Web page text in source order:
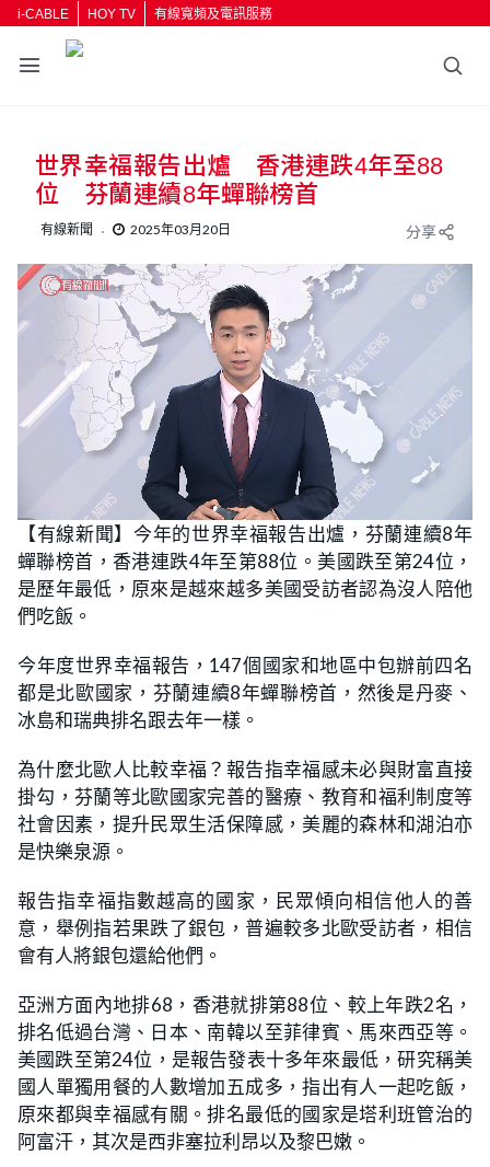
i-CABLE HOY TV 有線寬頻及電訊服務
世界幸福報告出爐 香港連跌4年至88
位 芬蘭連續8年蟬聯榜首
有線新聞 2025年03月20日 分享
U
n
m
u
L
o
a
d
e
d
:
3
%
【有線新聞】今年的世界幸福報告出爐，芬蘭連續8年
蟬聯榜首，香港連跌4年至第88位。美國跌至第24位，
是歷年最低，原來是越來越多美國受訪者認為沒人陪他
們吃飯。
今年度世界幸福報告，147個國家和地區中包辦前四名
都是北歐國家，芬蘭連續8年蟬聯榜首，然後是丹麥、
冰島和瑞典排名跟去年一樣。
為什麼北歐人比較幸福？報告指幸福感未必與財富直接
掛勾，芬蘭等北歐國家完善的醫療、教育和福利制度等
社會因素，提升民眾生活保障感，美麗的森林和湖泊亦
是快樂泉源。
報告指幸福指數越高的國家，民眾傾向相信他人的善
意，舉例指若果跌了銀包，普遍較多北歐受訪者，相信
會有人將銀包還給他們。
亞洲方面內地排68，香港就排第88位、較上年跌2名，
排名低過台灣、日本、南韓以至菲律賓、馬來西亞等。
美國跌至第24位，是報告發表十多年來最低，研究稱美
國人單獨用餐的人數增加五成多，指出有人一起吃飯，
原來都與幸福感有關。排名最低的國家是塔利班管治的
阿富汗，其次是西非塞拉利昂以及黎巴嫩。